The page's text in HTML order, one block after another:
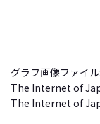
グラフ画像ファイル:
The Internet of
The Internet of